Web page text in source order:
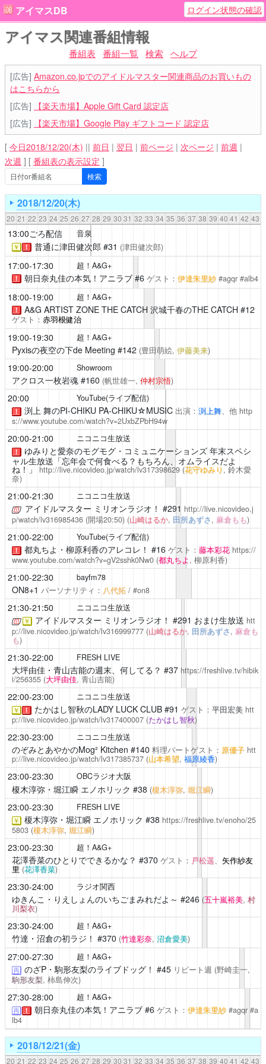
アイマスDB ログイン状態の確認
アイマス関連番組情報
番組表 番組一覧 検索 ヘルプ
[広告] Amazon.co.jpでのアイドルマスター関連商品のお買いもの
はこちらから
[広告]
【楽天市場】Apple Gift Card 認定店
[広告]
【楽天市場】Google Play ギフトコード 認定店
[ 今日2018/12/20(木) || 前日 | 翌日 | 前ページ | 次ページ | 前週 |
次週 ] [ 番組表の表示設定 ]
2018/12/20(木)
20 21 22 23 24 25 26 27 28 29 30 31 32 33 34 35 36 37 38 39 40 41 42 43
13:00ごろ配信 音泉
￥ ！ 普通に津田健次郎 #31 (津田健次郎)
17:00-17:30 超！A&G+
！ 朝日奈丸佳の本気！アニラブ #6 ゲスト： 伊達朱里紗#agqr #alb4
18:00-19:00 超！A&G+
！ A&G ARTIST ZONE THE CATCH沢城千春のTHE CATCH #12
ゲスト： 赤羽根健治
19:00-19:30 超！A&G+
Pyxisの夜空の下de Meeting #142 (豊田萌絵, 伊藤美来)
19:00-20:00 Showroom
アクロス一枚岩魂#160 (帆世雄一, 仲村宗悟)
20:00 YouTube(ライブ配信)
！ 渕上 舞のPI-CHIKU PA-CHIKU☆MUSIC 出演： 渕上舞、他 http
s://www.youtube.com/watch?v=2UxbZPbH94w
20:00-21:00 ニコニコ生放送
！ ゆみりと愛奈のモグモグ・コミュニケーションズ年末スペシ
ャル生放送「忘年会で何食べる？もちろん、オムライスだよ
ね！」http://live.nicovideo.jp/watch/lv317398629 (花守ゆみり , 鈴木愛
奈)
21:00-21:30 ニコニコ生放送
アイドルマスター ミリオンラジオ！ #291 http://live.nicovideo.j
p/watch/lv316985436(開場20:50) (山崎はるか, 田所あずさ, 麻倉もも)
21:00-22:00 YouTube(ライブ配信)
！ 都丸ちよ・柳原利香のアレコレ！ #16 ゲスト： 藤本彩花 https://
www.youtube.com/watch?v=gV2sshk0Nw0 (都丸ちよ, 柳原利香)
21:00-22:30 bayfm78
ON8+1 パーソナリティ： 八代拓/ #on8
21:30-21:50 ニコニコ生放送
￥ アイドルマスター ミリオンラジオ！ #291 おまけ生放送 htt
p://live.nicovideo.jp/watch/lv316999777 (山崎はるか, 田所あずさ, 麻倉も
も)
21:30-22:00 FRESH LIVE
大坪由佳・青山吉能の週末、何してる？ #37 https://freshlive.tv/hibik
i/256355 (大坪由佳, 青山吉能)
22:00-23:00 ニコニコ生放送
￥ ！ たかはし智秋のLADY LUCK CLUB#91 ゲスト： 平田宏美 htt
p://live.nicovideo.jp/watch/lv317400007 (たかはし智秋)
22:30-23:00 ニコニコ生放送
のぞみとあやかのMog² Kitchen #140 料理パートゲスト： 原優子 htt
p://live.nicovideo.jp/watch/lv317385737 (山本希望, 福原綾香)
23:00-23:30 OBCラジオ大阪
榎木淳弥・堀江瞬 エノホリック #38 (榎木淳弥, 堀江瞬)
23:00-23:30 FRESH LIVE
￥ 榎木淳弥・堀江瞬 エノホリック #38 https://freshlive.tv/enoho/25
5803 (榎木淳弥, 堀江瞬)
23:00-23:30 超！A&G+
花澤香菜のひとりでできるかな？ #370 ゲスト： 戸松遥、 矢作紗友
里 (花澤香菜)
23:30-24:00 ラジオ関西
ゆきんこ・りえしょんのいちごまみれだよ～ #246 (五十嵐裕美, 村
川梨衣)
23:30-24:00 超！A&G+
竹達・沼倉の初ラジ！ #370 (竹達彩奈, 沼倉愛美)
27:00-27:30 超！A&G+
再 のざP・駒形友梨のライブドッグ！ #45 リピート週 (野崎圭一,
駒形友梨, 柿島伸次)
27:30-28:00 超！A&G+
再 ！ 朝日奈丸佳の本気！アニラブ #6 ゲスト： 伊達朱里紗#agqr #a
lb4
2018/12/21(金)
20 21 22 23 24 25 26 27 28 29 30 31 32 33 34 35 36 37 38 39 40 41 42 43